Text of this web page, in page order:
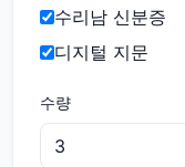
수리남 신분증
디지털 지문
수량